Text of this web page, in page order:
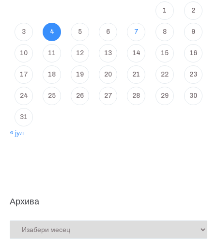
1 2
3 4 5 6 7 8 9
10 11 12 13 14 15 16
17 18 19 20 21 22 23
24 25 26 27 28 29 30
31
« јул
Архива